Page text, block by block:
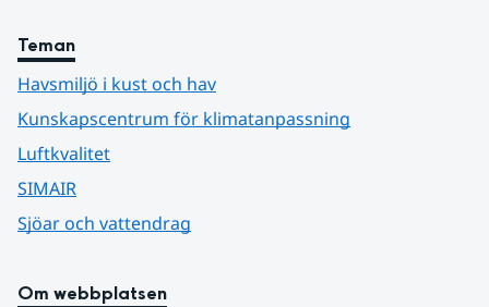
Teman
Havsmiljö i kust och hav
Kunskapscentrum för klimatanpassning
Luftkvalitet
SIMAIR
Sjöar och vattendrag
Om webbplatsen